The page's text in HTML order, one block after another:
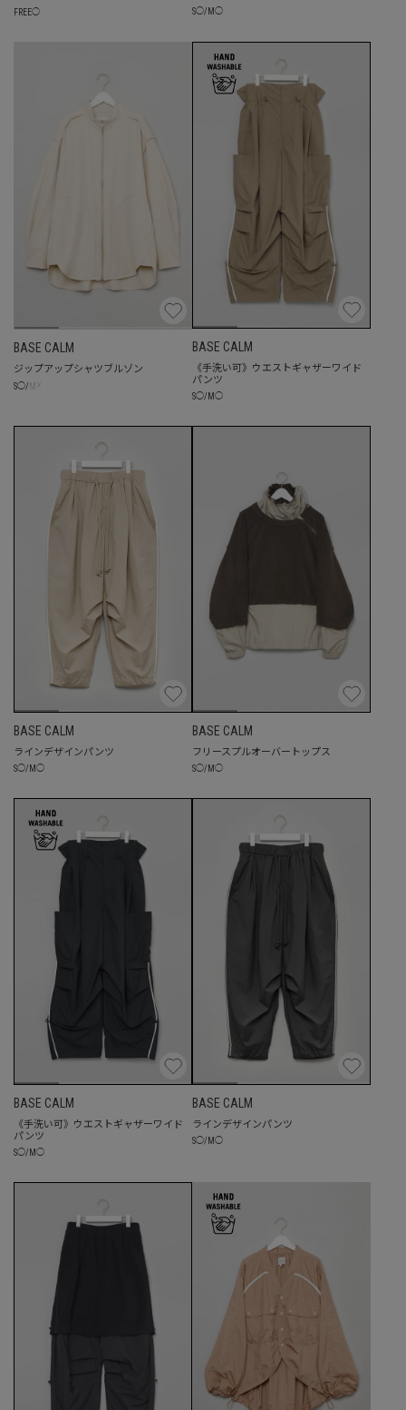
FREE◯ S◯/ M ◯
BASE CALM
ジップアップシャツブルゾン
S◯/
BASE CALM
《手洗い可》ウエストギャザーワイド
パンツ
S◯/ M ◯
BASE CALM
ラインデザインパンツ
S◯/ M ◯
BASE CALM
フリースプルオーバートップス
S◯/ M ◯
BASE CALM
《手洗い可》ウエストギャザーワイド
パンツ
S◯/ M ◯
BASE CALM
ラインデザインパンツ
S◯/ M ◯